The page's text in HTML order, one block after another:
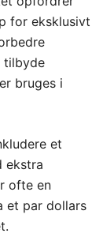
for eksklusivt
tilbyde
bruges i
et
ekstra
ofte en
et par dollars